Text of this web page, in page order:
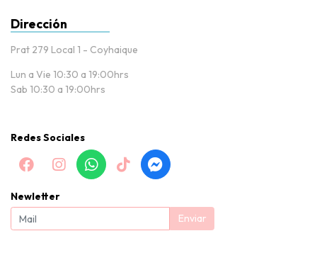
Dirección
Prat 279 Local 1 - Coyhaique
Lun a Vie 10:30 a 19:00hrs
Sab 10:30 a 19:00hrs
Redes Sociales
Newletter
Enviar